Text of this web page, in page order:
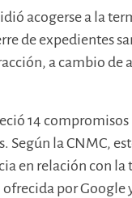
acogerse a la
de expedientes
a cambio de
14 compromisos
Según la CNMC,
en relación con la
por Google